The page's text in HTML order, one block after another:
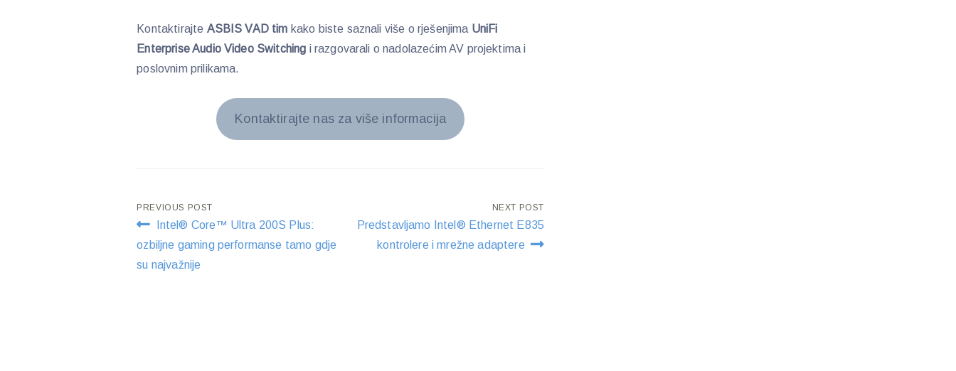
Kontaktirajte ASBIS VAD tim kako biste saznali više o rješenjima UniFi
Enterprise Audio Video Switching i razgovarali o nadolazećim AV projektima i
poslovnim prilikama.
Kontaktirajte nas za više informacija
Post
navigation
PREVIOUS POST
Intel® Core™ Ultra 200S Plus:
ozbiljne gaming performanse tamo gdje
su najvažnije
NEXT POST
Predstavljamo Intel® Ethernet E835
kontrolere i mrežne adaptere